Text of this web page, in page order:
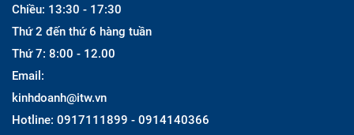
Chiều: 13:30 - 17:30
Thứ 2 đến thứ 6 hàng tuần
Thứ 7: 8:00 - 12.00
Email:
kinhdoanh@itw.vn
Hotline: 0917111899 - 0914140366